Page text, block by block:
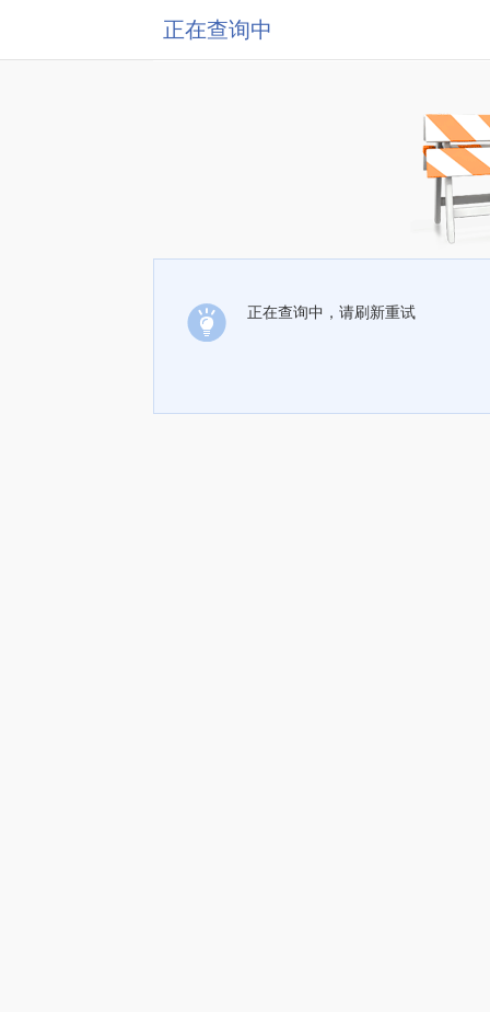
正在查询中
正在查询中，请刷新重试